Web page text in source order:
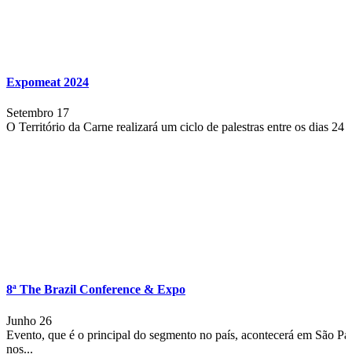
Expomeat 2024
Setembro 17
O Território da Carne realizará um ciclo de palestras entre os dias 24
8ª The Brazil Conference & Expo
Junho 26
Evento, que é o principal do segmento no país, acontecerá em São
nos...